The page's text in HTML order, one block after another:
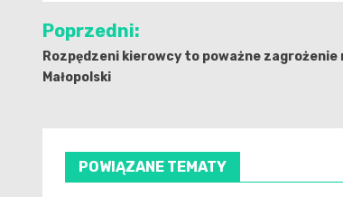
Nawigacja
wpisu
Poprzedni:
Rozpędzeni kierowcy to poważne zagrożenie
Małopolski
POWIĄZANE TEMATY